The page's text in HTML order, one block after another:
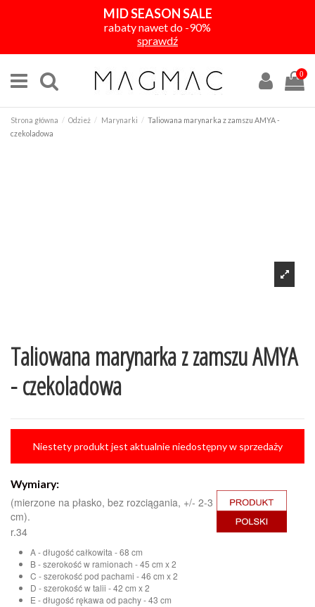
MID SEASON SALE
rabaty nawet do -90%
sprawdź
0
Strona główna Odzież Marynarki
Taliowana marynarka z zamszu AMYA -
czekoladowa
Taliowana marynarka z zamszu AMYA
- czekoladowa
Niestety produkt jest aktualnie niedostępny w sprzedaży
Wymiary:
(mierzone na płasko, bez rozciągania, +/- 2-3
cm).
r.34
A - długość całkowita - 68 cm
B - szerokość w ramionach - 45 cm x 2
C - szerokość pod pachami - 46 cm x 2
D - szerokość w talii - 42 cm x 2
E - długość rękawa od pachy - 43 cm